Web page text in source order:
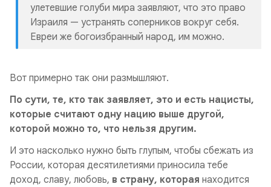
улетевшие голуби мира заявляют, что это право
Израиля — устранять соперников вокруг себя.
Евреи же богоизбранный народ, им можно.
Вот примерно так они размышляют.
По сути, те, кто так заявляет, это и есть нацисты,
которые считают одну нацию выше другой,
которой можно то, что нельзя другим.
И это насколько нужно быть глупым, чтобы сбежать из
России, которая десятилетиями приносила тебе
доход, славу, любовь, в страну, которая находится